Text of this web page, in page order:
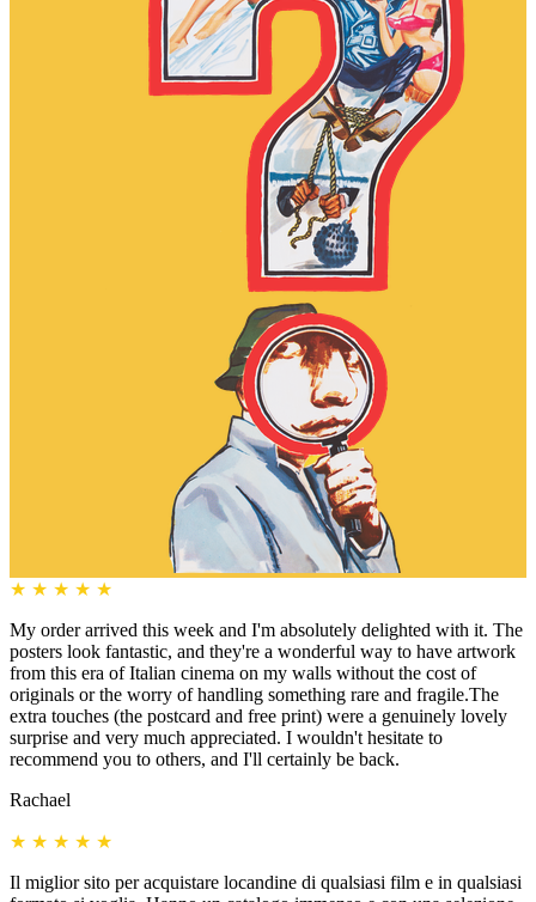
★ ★ ★ ★ ★
My order arrived this week and I'm absolutely delighted with it. The
posters look fantastic, and they're a wonderful way to have artwork
from this era of Italian cinema on my walls without the cost of
originals or the worry of handling something rare and fragile.The
extra touches (the postcard and free print) were a genuinely lovely
surprise and very much appreciated. I wouldn't hesitate to
recommend you to others, and I'll certainly be back.
Rachael
★ ★ ★ ★ ★
Il miglior sito per acquistare locandine di qualsiasi film e in qualsiasi